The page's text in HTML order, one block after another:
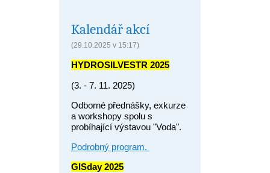
Kalendář akcí
(29.10.2025 v 15:17)
HYDROSILVESTR 2025
(3. - 7. 11. 2025)
Odborné přednášky, exkurze
a workshopy spolu s
probíhající výstavou "Voda".
Podrobný program.
GISday 2025